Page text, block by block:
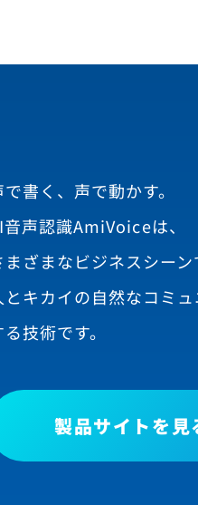
で書く、声で動かす。
声認識AmiVoiceは、
まざまなビジネスシーン
とキカイの自然なコミ
る技術です。
製品サイトを見